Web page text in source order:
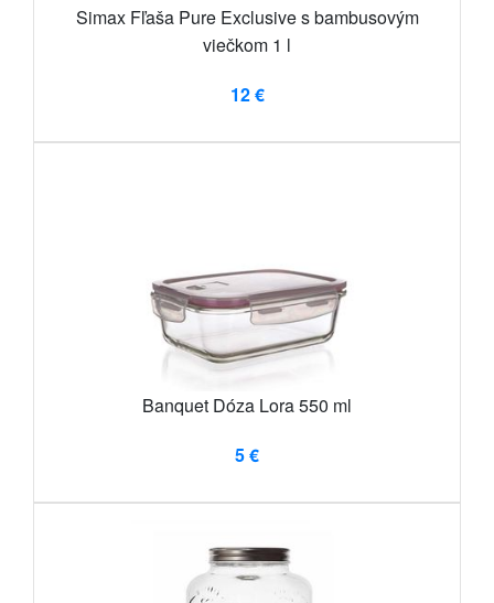
Simax Fľaša Pure Exclusive s bambusovým
viečkom 1 l
12 €
Banquet Dóza Lora 550 ml
5 €